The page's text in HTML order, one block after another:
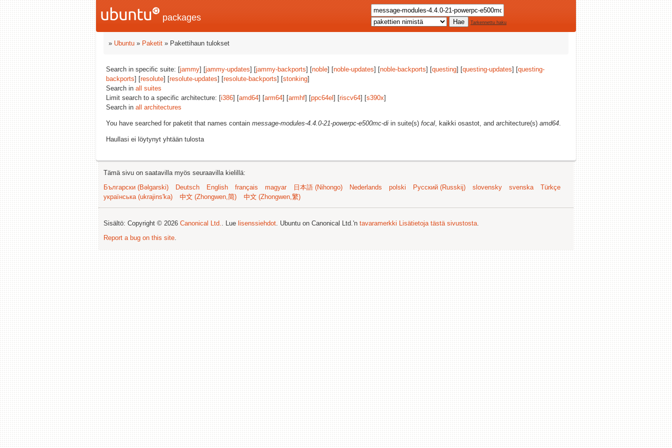
packages Tarkennettu haku
» Ubuntu » Paketit » Pakettihaun tulokset
Search in specific suite: [jammy] [jammy-updates] [jammy-backports] [noble] [noble-updates] [noble-backports] [questing] [questing-updates] [questing-
backports] [resolute] [resolute-updates] [resolute-backports] [stonking]
Search in all suites
Limit search to a specific architecture: [i386] [amd64] [arm64] [armhf] [ppc64el ] [riscv64] [s390x]
Search in all architectures
You have searched for paketit that names contain message-modules-4.4.0-21-powerpc-e500mc-di in suite(s) focal, kaikki osastot, and architecture(s) amd64.
Haullasi ei löytynyt yhtään tulosta
Tämä sivu on saatavilla myös seuraavilla kielillä:
Български (Bəlgarski)
Deutsch English français magyar 日本語 (Nihongo) Nederlands polski Русский (Russkij) slovensky svenska
Türkçe
українська (ukrajins'ka)
中文 (Zhongwen,简) 中文 (Zhongwen,繁)
Sisältö: Copyright © 2026 Canonical Ltd.. Lue lisenssiehdot. Ubuntu on Canonical Ltd.'n tavaramerkki Lisätietoja tästä sivustosta.
Report a bug on this site.